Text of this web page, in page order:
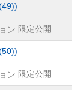
ン 限定公開
ン 限定公開